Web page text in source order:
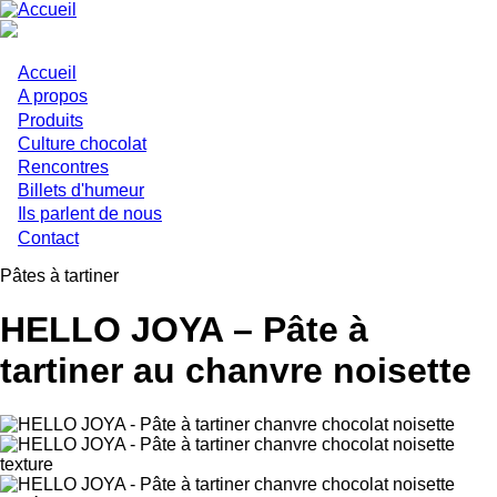
Aller
au
principal
Main
navigation
Accueil
A propos
Produits
Culture chocolat
Rencontres
Billets d'humeur
Ils parlent de nous
Contact
Pâtes à tartiner
HELLO JOYA – Pâte à
tartiner au chanvre noisette